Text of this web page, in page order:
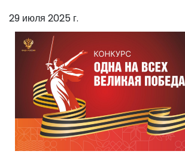
29 июля 2025 г.